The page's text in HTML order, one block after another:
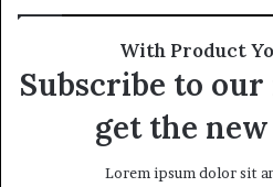
With Product
Subscribe to
get the
Lorem ipsum dolor sit